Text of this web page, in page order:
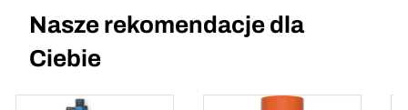
Nasze rekomendacje dla
Ciebie